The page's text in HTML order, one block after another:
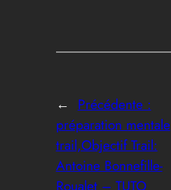
← Précédente :
préparation mentale
trail,Objectif Trail:
Antoine Bonnefille-
Roualet – TUTO